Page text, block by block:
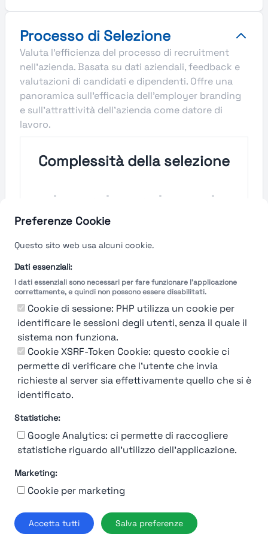
Preferenze Cookie
Questo sito web usa alcuni cookie.
Dati essenziali:
I dati essenziali sono necessari per fare funzionare l'applicazione
correttamente, e quindi non possono essere disabilitati.
Cookie di sessione: PHP utilizza un cookie per
identificare le sessioni degli utenti, senza il quale il
sistema non funziona.
Cookie XSRF-Token Cookie: questo cookie ci
permette di verificare che l'utente che invia
richieste al server sia effettivamente quello che si è
identificato.
Statistiche:
Google Analytics: ci permette di raccogliere
statistiche riguardo all'utilizzo dell'applicazione.
Marketing:
Cookie per marketing
Accetta tutti Salva preferenze
Processo di Selezione
Valuta l'efficienza del processo di recruitment
nell'azienda. Basata su dati aziendali, feedback e
valutazioni di candidati e dipendenti. Offre una
panoramica sull'efficacia dell'employer branding
e sull'attrattività dell'azienda come datore di
lavoro.
Complessità della selezione
Velocità del processo di
Molto
Breve Lungo
Molto
Misuriamo l'efficienza e la velocità del processo
di selezione del personale attraverso dati
aziendali, feedback dei candidati e valutazioni
Termini e Condizioni
© 2019-2026 Stupendio. Tutti i diritti riservati | Smarteris S.r.l. P.IVA
02659750992 | Capitale Sociale € 2.550 i.v.